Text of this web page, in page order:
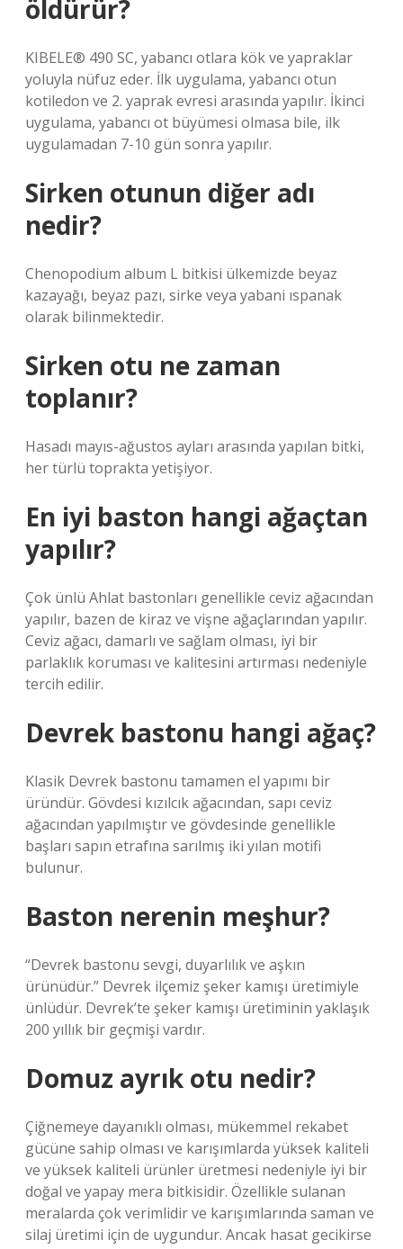
öldürür?
KIBELE® 490 SC, yabancı otlara kök ve yapraklar
yoluyla nüfuz eder. İlk uygulama, yabancı otun
kotiledon ve 2. yaprak evresi arasında yapılır. İkinci
uygulama, yabancı ot büyümesi olmasa bile, ilk
uygulamadan 7-10 gün sonra yapılır.
Sirken otunun diğer adı
nedir?
Chenopodium album L bitkisi ülkemizde beyaz
kazayağı, beyaz pazı, sirke veya yabani ıspanak
olarak bilinmektedir.
Sirken otu ne zaman
toplanır?
Hasadı mayıs-ağustos ayları arasında yapılan bitki,
her türlü toprakta yetişiyor.
En iyi baston hangi ağaçtan
yapılır?
Çok ünlü Ahlat bastonları genellikle ceviz ağacından
yapılır, bazen de kiraz ve vişne ağaçlarından yapılır.
Ceviz ağacı, damarlı ve sağlam olması, iyi bir
parlaklık koruması ve kalitesini artırması nedeniyle
tercih edilir.
Devrek bastonu hangi ağaç?
Klasik Devrek bastonu tamamen el yapımı bir
üründür. Gövdesi kızılcık ağacından, sapı ceviz
ağacından yapılmıştır ve gövdesinde genellikle
başları sapın etrafına sarılmış iki yılan motifi
bulunur.
Baston nerenin meşhur?
“Devrek bastonu sevgi, duyarlılık ve aşkın
ürünüdür.” Devrek ilçemiz şeker kamışı üretimiyle
ünlüdür. Devrek’te şeker kamışı üretiminin yaklaşık
200 yıllık bir geçmişi vardır.
Domuz ayrık otu nedir?
Çiğnemeye dayanıklı olması, mükemmel rekabet
gücüne sahip olması ve karışımlarda yüksek kaliteli
ve yüksek kaliteli ürünler üretmesi nedeniyle iyi bir
doğal ve yapay mera bitkisidir. Özellikle sulanan
meralarda çok verimlidir ve karışımlarında saman ve
silaj üretimi için de uygundur. Ancak hasat gecikirse